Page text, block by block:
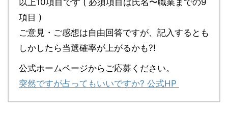
以上10項目です ( 必須項目は氏名〜職業までの9
項目 )
ご意見・ご感想は自由回答ですが、記入するとも
しかしたら当選確率が上がるかも?!
公式ホームページからご応募ください。
突然ですが占ってもいいですか? 公式HP